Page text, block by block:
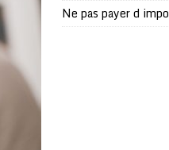
Ne pas payer d